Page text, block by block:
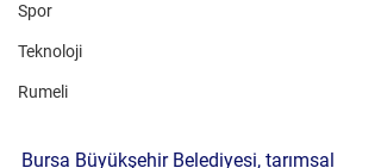
Spor
Teknoloji
Rumeli
Bursa Büyükşehir Belediyesi, tarımsal